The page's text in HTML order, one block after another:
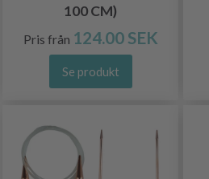
100 CM)
Pris från 124.00 SEK
Se produkt